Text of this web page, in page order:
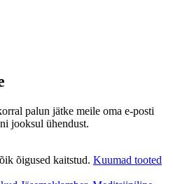
palun jätke meile oma e-posti
jooksul ühendust.
õigused kaitstud. Kuumad tooted